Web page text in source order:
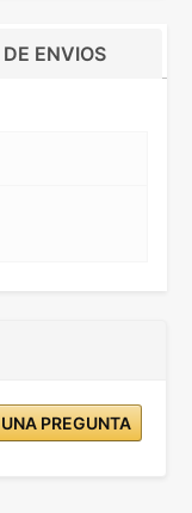
ENVIOS
PREGUNTA